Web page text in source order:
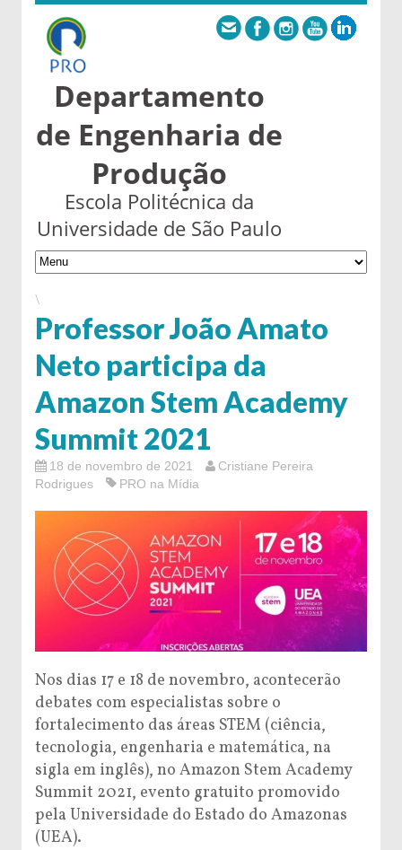
Departamento
de Engenharia de
Produção
Escola Politécnica da
Universidade de São Paulo
\
Professor João Amato
Neto participa da
Amazon Stem Academy
Summit 2021
18 de novembro de 2021
Cristiane Pereira
Rodrigues
PRO na Mídia
Nos dias 17 e 18 de novembro, acontecerão
debates com especialistas sobre o
fortalecimento das áreas STEM (ciência,
tecnologia, engenharia e matemática, na
sigla em inglês), no Amazon Stem Academy
Summit 2021, evento gratuito promovido
pela Universidade do Estado do Amazonas
(UEA).